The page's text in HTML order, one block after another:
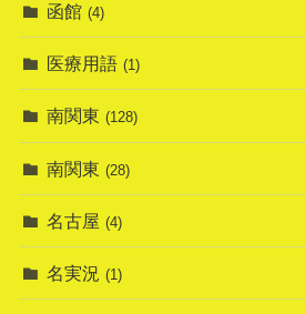
函館 (4)
医療用語 (1)
南関東 (128)
南関東 (28)
名古屋 (4)
名実況 (1)